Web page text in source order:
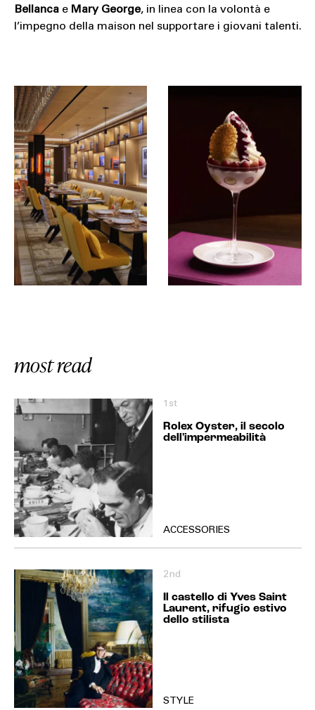
Bellancae Mary George, in linea con la volontà e
l’impegno della maison nel supportare i giovani talenti.
most read
1st
Rolex Oyster, il secolo
dell'impermeabilità
ACCESSORIES
2nd
Il castello di Yves Saint
Laurent, rifugio estivo
dello stilista
STYLE